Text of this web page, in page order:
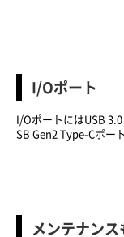
I/Oポート
I/OポートにはUSB
SB Gen2 Type-Cポー
メンテナンス